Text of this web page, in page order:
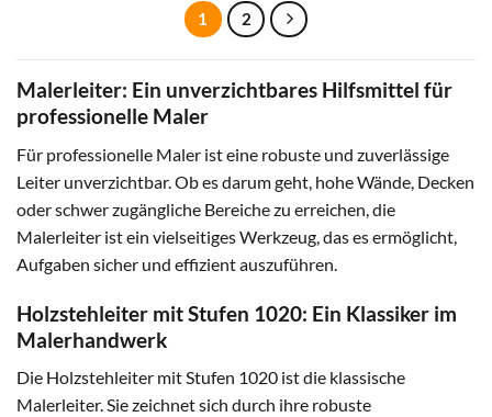
der
Produktseite
1 2
Malerleiter: Ein unverzichtbares Hilfsmittel für
professionelle Maler
Für professionelle Maler ist eine robuste und zuverlässige
Leiter unverzichtbar. Ob es darum geht, hohe Wände, Decken
oder schwer zugängliche Bereiche zu erreichen, die
Malerleiter ist ein vielseitiges Werkzeug, das es ermöglicht,
Aufgaben sicher und effizient auszuführen.
Holzstehleiter mit Stufen 1020: Ein Klassiker im
Malerhandwerk
Die Holzstehleiter mit Stufen 1020 ist die klassische
Malerleiter. Sie zeichnet sich durch ihre robuste